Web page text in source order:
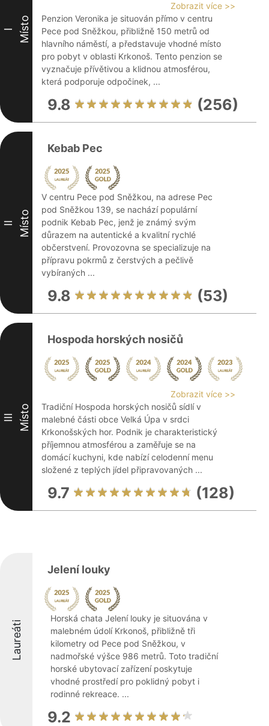
I Místo
Zobrazit více >>
Penzion Veronika je situován přímo v centru
Pece pod Sněžkou, přibližně 150 metrů od
hlavního náměstí, a představuje vhodné místo
pro pobyt v oblasti Krkonoš. Tento penzion se
vyznačuje přívětivou a klidnou atmosférou,
která podporuje odpočinek, ...
9.8 (256)
II Místo
Kebab Pec
V centru Pece pod Sněžkou, na adrese Pec
pod Sněžkou 139, se nachází populární
podnik Kebab Pec, jenž je známý svým
důrazem na autentické a kvalitní rychlé
občerstvení. Provozovna se specializuje na
přípravu pokrmů z čerstvých a pečlivě
vybíraných ...
9.8 (53)
III Místo
Hospoda horských nosičů
Zobrazit více >>
Tradiční Hospoda horských nosičů sídlí v
malebné části obce Velká Úpa v srdci
Krkonošských hor. Podnik je charakteristický
příjemnou atmosférou a zaměřuje se na
domácí kuchyni, kde nabízí celodenní menu
složené z teplých jídel připravovaných ...
9.7 (128)
Laureáti
Jelení louky
Horská chata Jelení louky je situována v
malebném údolí Krkonoš, přibližně tři
kilometry od Pece pod Sněžkou, v
nadmořské výšce 986 metrů. Toto tradiční
horské ubytovací zařízení poskytuje
vhodné prostředí pro poklidný pobyt i
rodinné rekreace. ...
9.2